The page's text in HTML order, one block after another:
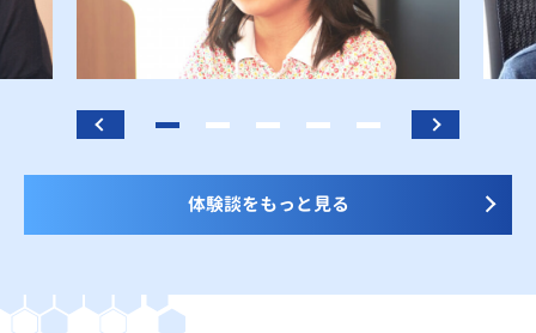
体験談をもっと見る